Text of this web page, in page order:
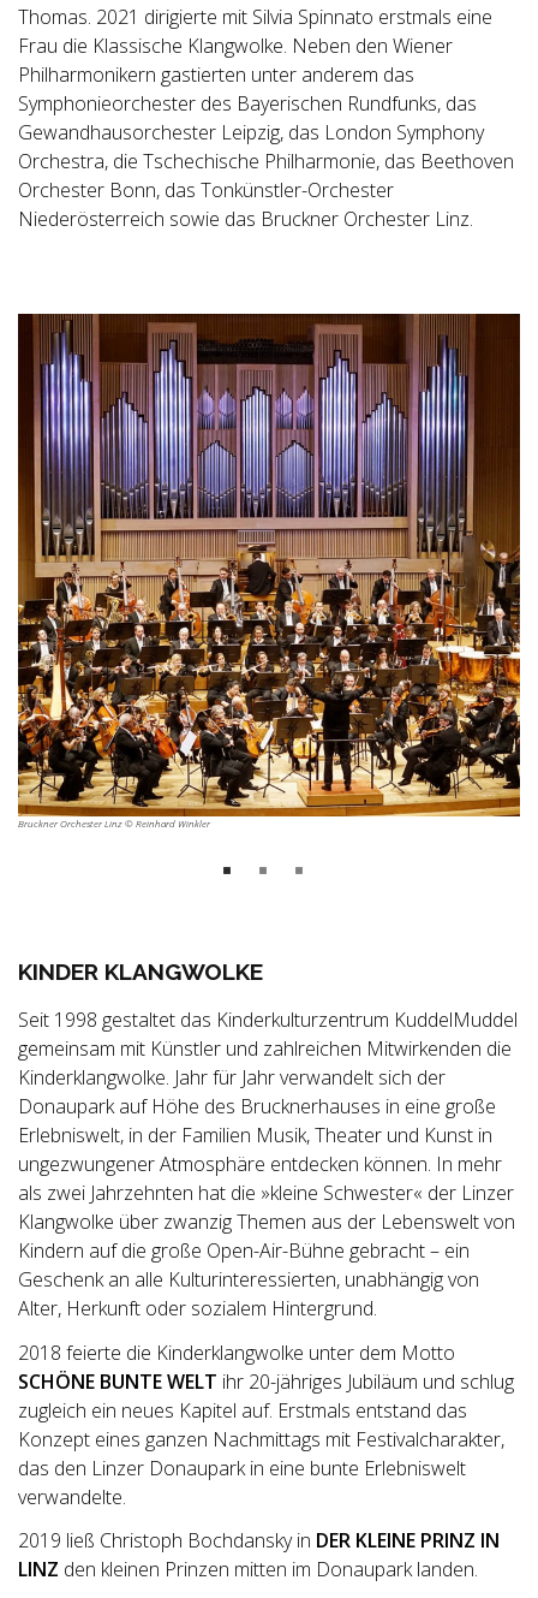
Thomas. 2021 dirigierte mit Silvia Spinnato erstmals eine
Frau die Klassische Klangwolke. Neben den Wiener
Philharmonikern gastierten unter anderem das
Symphonieorchester des Bayerischen Rundfunks, das
Gewandhausorchester Leipzig, das London Symphony
Orchestra, die Tschechische Philharmonie, das Beethoven
Orchester Bonn, das Tonkünstler-Orchester
Niederösterreich sowie das Bruckner Orchester Linz.
Bruckner Orchester Linz © Reinhard Winkler
KINDER KLANGWOLKE
Seit 1998 gestaltet das Kinderkulturzentrum KuddelMuddel
gemeinsam mit Künstler und zahlreichen Mitwirkenden die
Kinderklangwolke. Jahr für Jahr verwandelt sich der
Donaupark auf Höhe des Brucknerhauses in eine große
Erlebniswelt, in der Familien Musik, Theater und Kunst in
ungezwungener Atmosphäre entdecken können. In mehr
als zwei Jahrzehnten hat die »kleine Schwester« der Linzer
Klangwolke über zwanzig Themen aus der Lebenswelt von
Kindern auf die große Open-Air-Bühne gebracht – ein
Geschenk an alle Kulturinteressierten, unabhängig von
Alter, Herkunft oder sozialem Hintergrund.
2018 feierte die Kinderklangwolke unter dem Motto
SCHÖNE BUNTE WELT ihr 20-jähriges Jubiläum und schlug
zugleich ein neues Kapitel auf. Erstmals entstand das
Konzept eines ganzen Nachmittags mit Festivalcharakter,
das den Linzer Donaupark in eine bunte Erlebniswelt
verwandelte.
2019 ließ Christoph Bochdansky in DER KLEINE PRINZ IN
LINZ den kleinen Prinzen mitten im Donaupark landen.